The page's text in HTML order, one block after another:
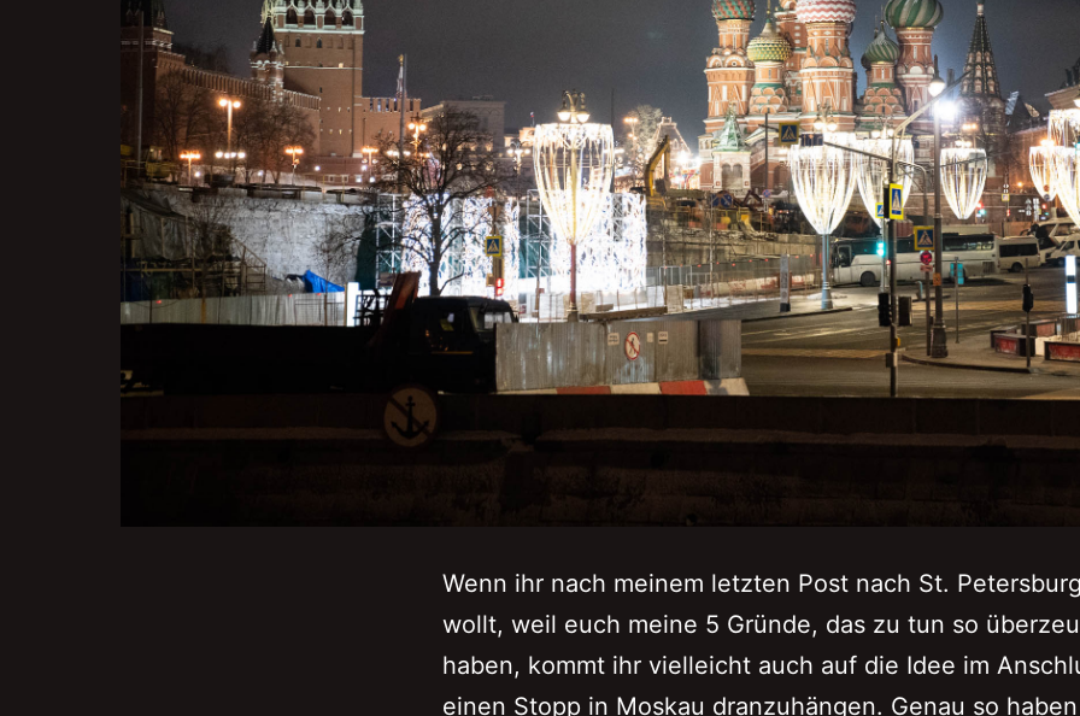
Wenn ihr nach meinem letzten Post nach St.
wollt, weil euch meine 5 Gründe, das zu tun so
haben, kommt ihr vielleicht auch auf die Idee im
einen Stopp in Moskau dranzuhängen. Genau so